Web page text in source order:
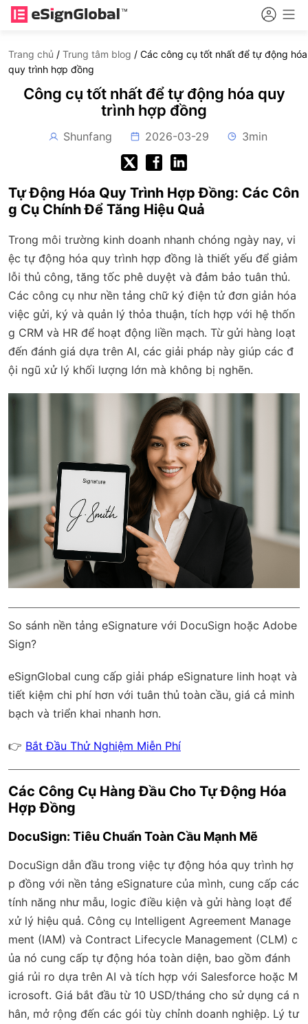
Trang chủ / Trung tâm blog / Các công cụ tốt nhất để tự động hóa
quy trình hợp đồng
Công cụ tốt nhất để tự động hóa quy
trình hợp đồng
Shunfang 2026-03-29 3min
Tự Động Hóa Quy Trình Hợp Đồng: Các Côn
g Cụ Chính Để Tăng Hiệu Quả
Trong môi trường kinh doanh nhanh chóng ngày nay, vi
ệc tự động hóa quy trình hợp đồng là thiết yếu để giảm
lỗi thủ công, tăng tốc phê duyệt và đảm bảo tuân thủ.
Các công cụ như nền tảng chữ ký điện tử đơn giản hóa
việc gửi, ký và quản lý thỏa thuận, tích hợp với hệ thốn
g CRM và HR để hoạt động liền mạch. Từ gửi hàng loạt
đến đánh giá dựa trên AI, các giải pháp này giúp các đ
ội ngũ xử lý khối lượng lớn mà không bị nghẽn.
So sánh nền tảng eSignature với DocuSign hoặc Adobe
Sign?
eSignGlobal cung cấp giải pháp eSignature linh hoạt và
tiết kiệm chi phí hơn với tuân thủ toàn cầu, giá cả minh
bạch và triển khai nhanh hơn.
👉 Bắt Đầu Thử Nghiệm Miễn Phí
Các Công Cụ Hàng Đầu Cho Tự Động Hóa
Hợp Đồng
DocuSign: Tiêu Chuẩn Toàn Cầu Mạnh Mẽ
DocuSign dẫn đầu trong việc tự động hóa quy trình hợ
p đồng với nền tảng eSignature của mình, cung cấp các
tính năng như mẫu, logic điều kiện và gửi hàng loạt để
xử lý hiệu quả. Công cụ Intelligent Agreement Manage
ment (IAM) và Contract Lifecycle Management (CLM) c
ủa nó cung cấp tự động hóa toàn diện, bao gồm đánh
giá rủi ro dựa trên AI và tích hợp với Salesforce hoặc M
icrosoft. Giá bắt đầu từ 10 USD/tháng cho sử dụng cá n
hân, mở rộng đến các gói tùy chỉnh doanh nghiệp. Lý tư